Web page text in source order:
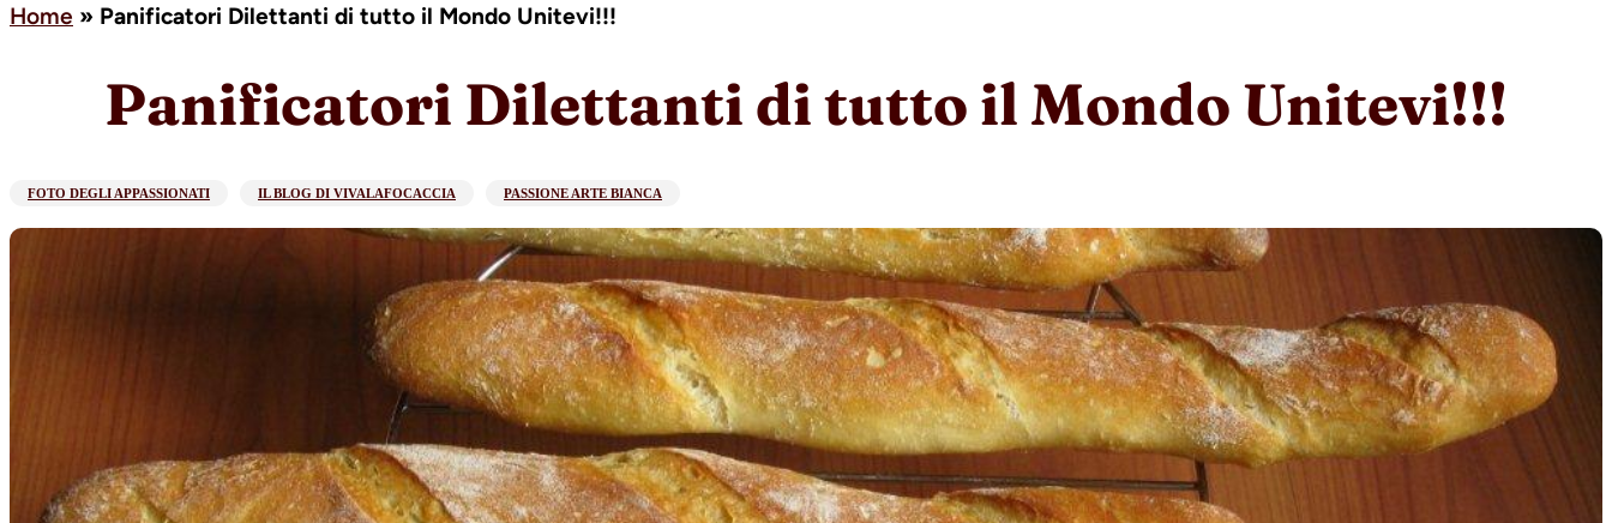
Home » Panificatori Dilettanti di tutto il Mondo Unitevi!!!
Panificatori Dilettanti di tutto il Mondo Unitevi!!!
FOTO DEGLI APPASSIONATI IL BLOG DI VIVALAFOCACCIA PASSIONE ARTE BIANCA